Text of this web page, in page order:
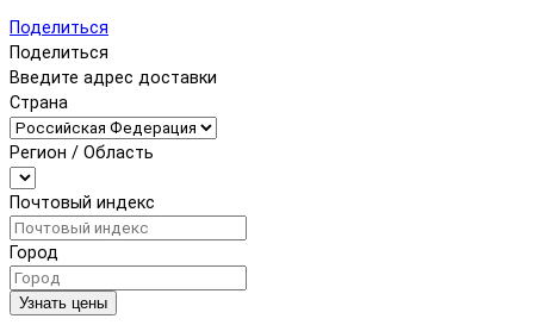
Поделиться
Поделиться
Введите адрес доставки
Страна
Регион / Область
Почтовый индекс
Город
Узнать цены